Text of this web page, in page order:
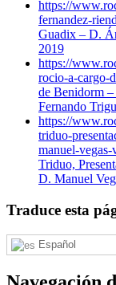
https://
fernandez-
Guadix – D.
2019
https://
rocio-a-cargo-
de Benidorm
Fernando
https://
triduo-
manuel-vegas-
Triduo,
D. Manuel
Traduce esta
Español